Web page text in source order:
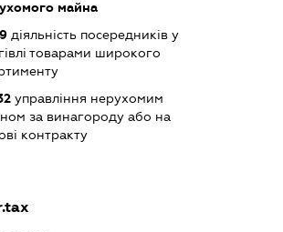
майна
діяльність посередників у
товарами широкого
управління нерухомим
за винагороду або на
контракту